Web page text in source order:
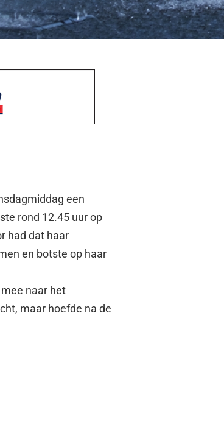
een
rond 12.45 uur op
had dat haar
en botste op haar
naar het
maar hoefde na de